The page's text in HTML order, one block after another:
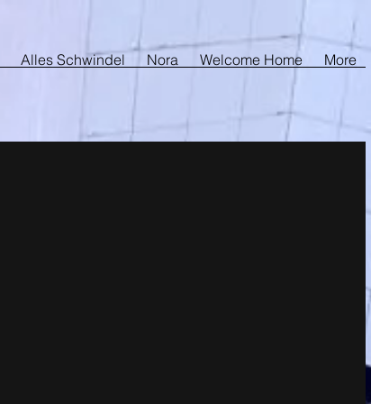
Alles Schwindel Nora Welcome Home More